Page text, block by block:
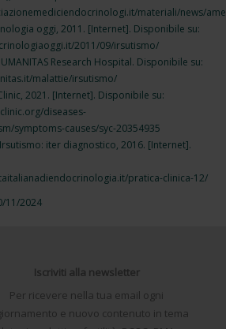
materiali/news/
oggi, 2011. [Internet]. Disponibile su:
2011/09/irsutismo/
Research Hospital. Disponibile su:
malattie/irsutismo/
2021. [Internet]. Disponibile su:
diseases-
symptoms-causes/syc-20354935
iter diagnostico, 2016. [Internet].
pratica-clinica-12/
11/2024
Iscriviti alla newsletter
Per ricevere nella tua email ogni
e nuovo contenuto in tema